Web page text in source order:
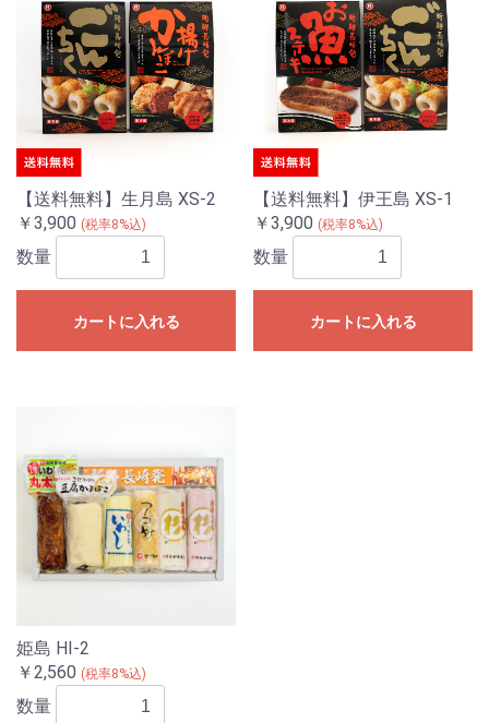
【送料無料】生月島 XS-2
￥3,900 (税率8%込)
数量
カートに入れる
【送料無料】伊王島 XS-1
￥3,900 (税率8%込)
数量
カートに入れる
姫島 HI-2
￥2,560 (税率8%込)
数量